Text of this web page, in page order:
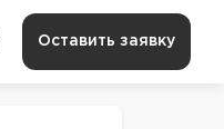
Оставить заявку